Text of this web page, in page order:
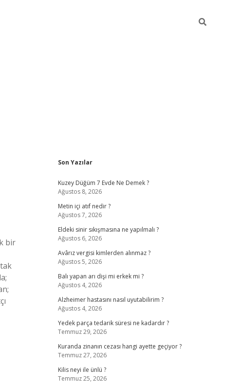
bir
Sidebar
Son Yazılar
Kuzey Düğüm 7 Evde Ne Demek ?
Ağustos 8, 2026
Metin içi atıf nedir ?
Ağustos 7, 2026
Eldeki sinir sıkışmasına ne yapılmalı ?
Ağustos 6, 2026
Avârız vergisi kimlerden alınmaz ?
Ağustos 5, 2026
Balı yapan arı dişi mi erkek mi ?
Ağustos 4, 2026
Alzheimer hastasını nasıl uyutabilirim ?
Ağustos 4, 2026
Yedek parça tedarik süresi ne kadardır ?
Temmuz 29, 2026
Kuranda zinanın cezası hangi ayette geçiyor ?
Temmuz 27, 2026
Kilis neyi ile ünlü ?
Temmuz 25, 2026